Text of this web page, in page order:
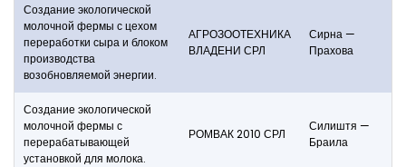
Создание экологической
молочной фермы с цехом
переработки сыра и блоком
производства
возобновляемой энергии.
АГРОЗООТЕХНИКА
ВЛАДЕНИ СРЛ
Сирна —
Прахова
Создание экологической
молочной фермы с
перерабатывающей
установкой для молока.
РОМВАК 2010 СРЛ
Силиштя —
Браила